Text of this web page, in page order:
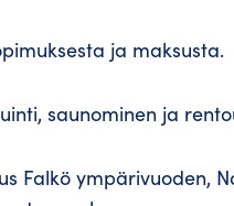
ja maksusta.
saunominen ja
Falkö ympärivuoden,